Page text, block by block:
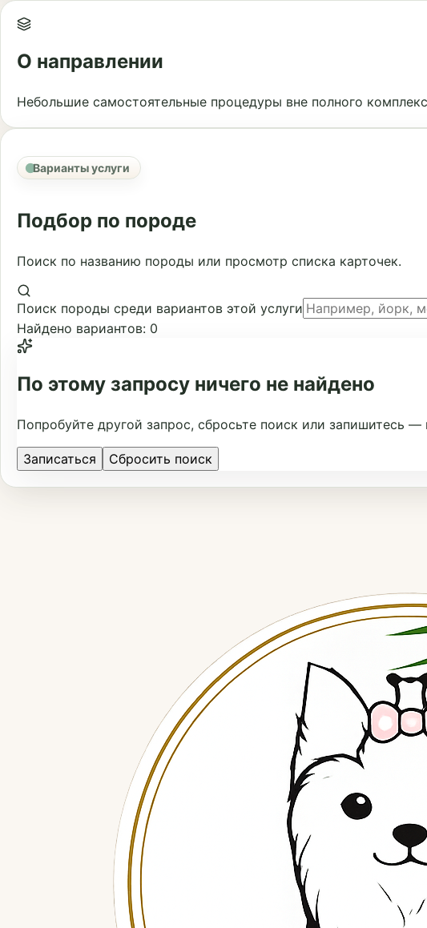
О направлении
Небольшие самостоятельные процедуры вне полного
Варианты услуги
Подбор по породе
Поиск по названию породы или просмотр списка карточек.
Поиск породы среди вариантов этой услуги
Найдено вариантов: 0
По этому запросу ничего не найдено
Попробуйте другой запрос, сбросьте поиск или запишитесь
Записаться Сбросить поиск